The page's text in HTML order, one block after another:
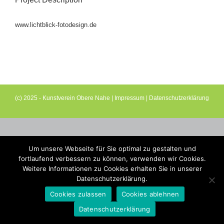
www.lichtblick-fotodesign.de
(c) 2025 - Kunstverein Obere Nahe | Impressum | Datenschutzerklärung
Um unsere Webseite für Sie optimal zu gestalten und
fortlaufend verbessern zu können, verwenden wir Cookies.
Weitere Informationen zu Cookies erhalten Sie in unserer
Datenschutzerklärung.
Cookies zulassen
Cookies ablehnen
Datenschutzerklärung